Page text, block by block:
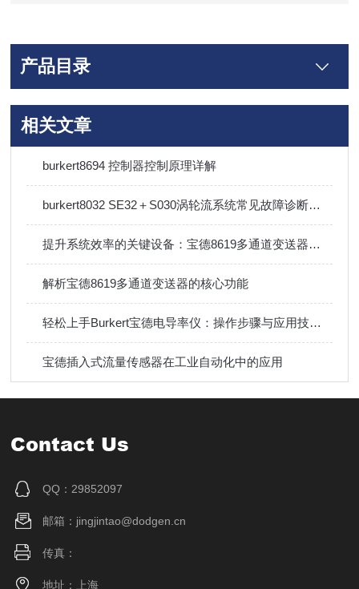
产品目录
相关文章
burkert8694 控制器控制原理详解
burkert8032 SE32＋S030涡轮流系统常见故障诊断与排除方法
提升系统效率的关键设备：宝德8619多通道变送器技术详解
解析宝德8619多通道变送器的核心功能
轻松上手Burkert宝德电导率仪：操作步骤与应用技巧指南
宝德插入式流量传感器在工业自动化中的应用
Contact Us
QQ：29852097
邮箱：jingjintao@dodgen.cn
传真：
地址：上海